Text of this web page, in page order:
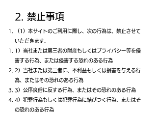
2. 禁止事項
（1）本サイトのご利用に際し、次の行為は、禁止させて
いただきます。
1）当社または第三者の財産もしくはプライバシー等を侵
害する行為、または侵害する恐れのある行為
2）当社または第三者に、不利益もしくは損害を与える行
為、またはその恐れのある行為
3）公序良俗に反する行為、またはその恐れのある行為
4）犯罪行為もしくは犯罪行為に結びつく行為、またはそ
の恐れのある行為